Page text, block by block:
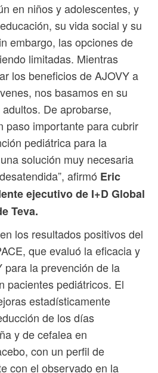
en niños y adolescentes, y
su vida social y su
embargo, las opciones de
limitadas. Mientras
los beneficios de AJOVY a
nos basamos en su
De aprobarse,
paso importante para cubrir
pediátrica para la
solución muy necesaria
afirmó Eric
ejecutivo de I+D Global
Teva.
los resultados positivos del
que evaluó la eficacia y
para la prevención de la
pacientes pediátricos. El
estadísticamente
de los días
y de cefalea en
con un perfil de
con el observado en la